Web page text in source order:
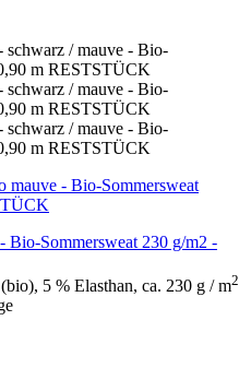
Bio-Sommersweat 230 g/m2 -
5 % Elasthan, ca. 230 g / m2